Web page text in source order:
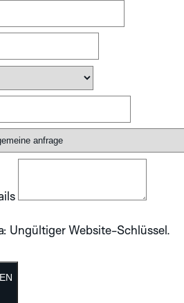
Ungültiger Website-Schlüssel.